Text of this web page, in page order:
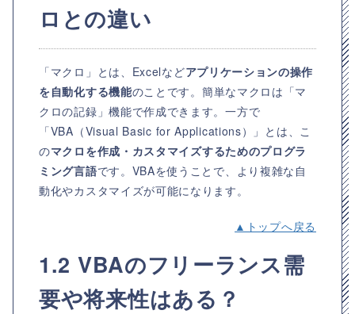
ロとの違い
「マクロ」とは、Excelなどアプリケーションの操作
を自動化する機能のことです。簡単なマクロは「マ
クロの記録」機能で作成できます。一方で
「VBA（Visual Basic for Applications）」とは、こ
のマクロを作成・カスタマイズするためのプログラ
ミング言語です。VBAを使うことで、より複雑な自
動化やカスタマイズが可能になります。
▲トップへ戻る
1.2 VBAのフリーランス需
要や将来性はある？